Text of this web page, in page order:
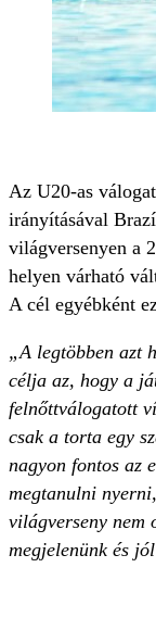
Az U20-as
irányításával
világversenyen a
helyen várható
A cél egyébként
„A legtöbben azt
célja az, hogy a
felnőttválogatott
csak a torta egy
nagyon fontos az
megtanulni
világverseny nem
megjelenünk és